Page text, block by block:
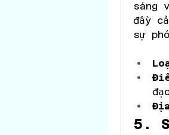
sáng
đầy
sự
5.